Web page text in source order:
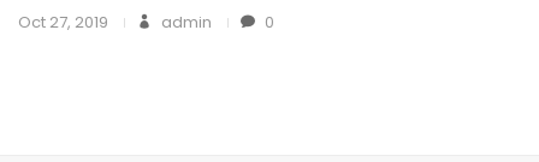
Oct 27, 2019 admin 0